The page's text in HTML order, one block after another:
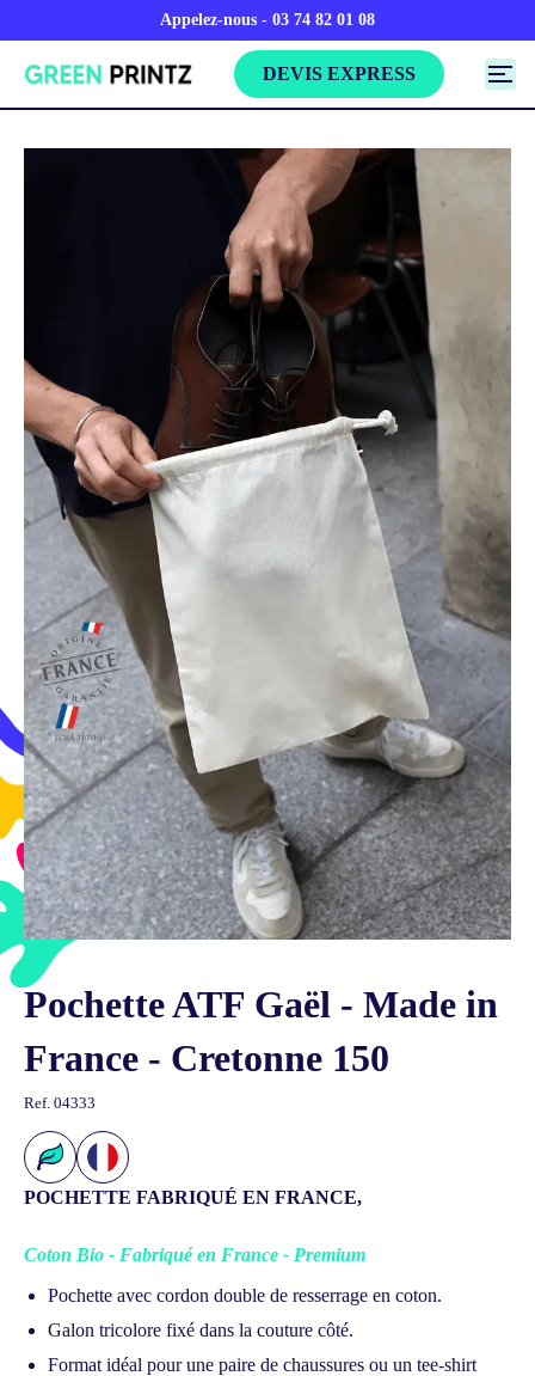
Appelez-nous - 03 74 82 01 08
DEVIS EXPRESS
Pochette ATF Gaël - Made in
France - Cretonne 150
Ref. 04333
POCHETTE FABRIQUÉ EN FRANCE,
Coton Bio - Fabriqué en France - Premium
Pochette avec cordon double de resserrage en coton.
Galon tricolore fixé dans la couture côté.
Format idéal pour une paire de chaussures ou un tee-shirt